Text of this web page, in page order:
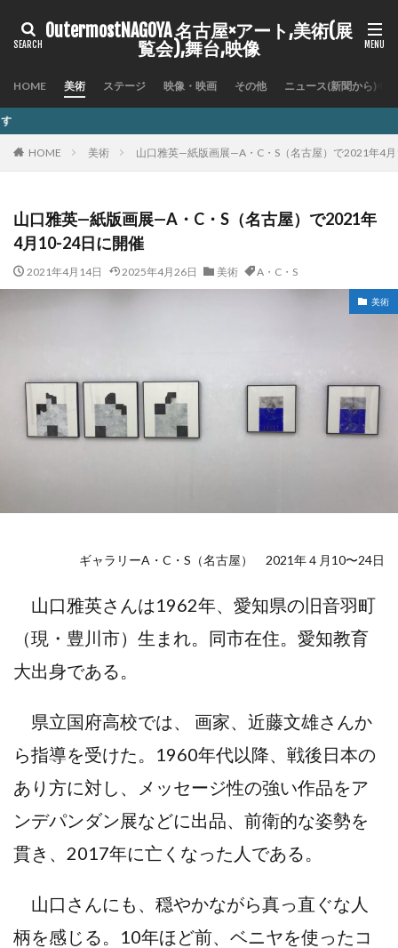
OutermostNAGOYA 名古屋×アート,美術(展
覧会),舞台,映像
HOME 美術 ステージ 映像・映画 その他 ニュース(新聞から)
HOME 美術 山口雅英—紙版画展—A・C・S（名古屋）で2021年4
山口雅英—紙版画展—A・C・S（名古屋）で2021年
4月10-24日に開催
2021年4月14日 2025年4月26日 美術 A・C・S
美術
ギャラリーA・C・S（名古屋） 2021年４月10〜24日
山口雅英さんは1962年、愛知県の旧音羽町
（現・豊川市）生まれ。同市在住。愛知教育
大出身である。
県立国府高校では、 画家、近藤文雄さんか
ら指導を受けた。1960年代以降、戦後日本の
あり方に対し、メッセージ性の強い作品をア
ンデパンダン展などに出品、前衛的な姿勢を
貫き、2017年に亡くなった人である。
山口さんにも、穏やかながら真っ直ぐな人
柄を感じる。10年ほど前、ベニヤを使ったコ